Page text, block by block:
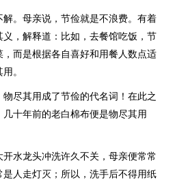
。母亲说，节俭就是不浪费。有着
，解释道：比如，去餐馆吃饭，节
而是根据各自喜好和用餐人数点适
。
尽其用成了节俭的代名词！在此之
十年前的老白棉布便是物尽其用
水龙头冲洗许久不关，母亲便常常
人走灯灭；所以，洗手后不得用纸